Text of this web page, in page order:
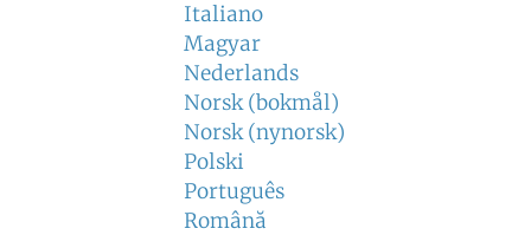
Italiano
Magyar
Nederlands
Norsk (bokmål)
Norsk (nynorsk)
Polski
Português
Română